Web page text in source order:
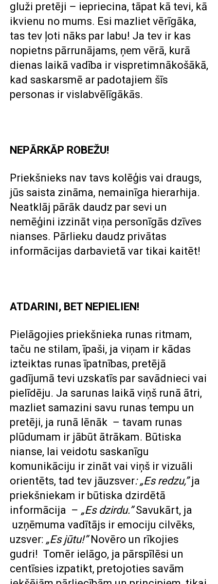
gluži pretēji – iepriecina, tāpat kā tevi, kā
ikvienu no mums. Esi mazliet vērīgāka,
tas tev ļoti nāks par labu! Ja tev ir kas
nopietns pārrunājams, ņem vērā, kurā
dienas laikā vadība ir vispretimnākošākā,
kad saskarsmē ar padotajiem šīs
personas ir vislabvēlīgākās.
NEPĀRKĀP ROBEŽU!
Priekšnieks nav tavs kolēģis vai draugs,
jūs saista zināma, nemainīga hierarhija.
Neatklāj pārāk daudz par sevi un
nemēģini izzināt viņa personīgās dzīves
nianses. Pārlieku daudz privātas
informācijas darbavietā var tikai kaitēt!
ATDARINI, BET NEPIELIEN!
Pielāgojies priekšnieka runas ritmam,
taču ne stilam, īpaši, ja viņam ir kādas
izteiktas runas īpatnības, pretējā
gadījumā tevi uzskatīs par savādnieci vai
pielīdēju. Ja sarunas laikā viņš runā ātri,
mazliet samazini savu runas tempu un
pretēji, ja runā lēnāk – tavam runas
plūdumam ir jābūt ātrākam. Būtiska
nianse, lai veidotu saskanīgu
komunikāciju ir zināt vai viņš ir vizuāli
orientēts, tad tev jāuzsver: „Es redzu,”ja
priekšniekam ir būtiska dzirdētā
informācija – „Es dzirdu.”Savukārt, ja
uzņēmuma vadītājs ir emociju cilvēks,
uzsver: „Es jūtu!”Novēro un rīkojies
gudri! Tomēr ielāgo, ja pārspīlēsi un
centīsies izpatikt, pretojoties savām